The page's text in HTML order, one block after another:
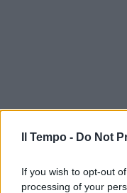
Il Tempo - Do Not
If you wish to opt-out
processing of your